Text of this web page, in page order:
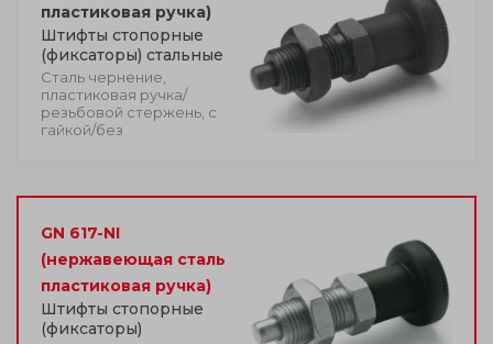
пластиковая ручка)
Штифты стопорные
(фиксаторы) стальные
Сталь чернение,
пластиковая ручка/
резьбовой стержень, с
гайкой/без
GN 617-NI
(нержавеющая сталь
пластиковая ручка)
Штифты стопорные
(фиксаторы)